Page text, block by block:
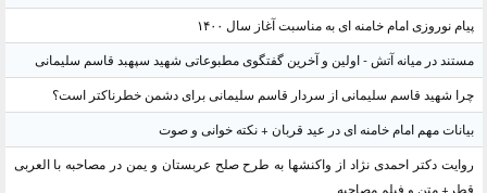
پیام نوروزی امام خامنه ای به مناسبت آغاز سال ۱۴۰۰
مستند در میانه آتش - اولین و آخرین گفتگوی مطبوعاتی شهید سپهبد قاسم سلیمانی
چرا شهید قاسم سلیمانی از سردار قاسم سلیمانی برای دشمن خطرناکتر است؟
بیانات مهم امام خامنه ای در عید قربان + نکته خوانی و صوت
روایت دکتر احمدی نژاد از واکنشها به طرح صلح عربستان و یمن در مصاحبه با العربی
قطر+ متن و فیلم مصاحبه